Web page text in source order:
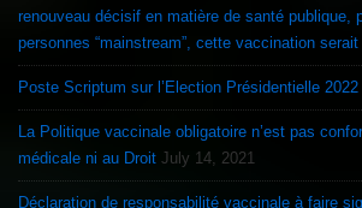
renouveau décisif en matière de santé publique, pour la majorité des
personnes “mainstream”, cette vaccination serait
Poste Scriptum sur l’Election Présidentielle 2022
La Politique vaccinale obligatoire n’est pas
médicale ni au Droit July 14, 2021
Déclaration de responsabilité vaccinale à faire